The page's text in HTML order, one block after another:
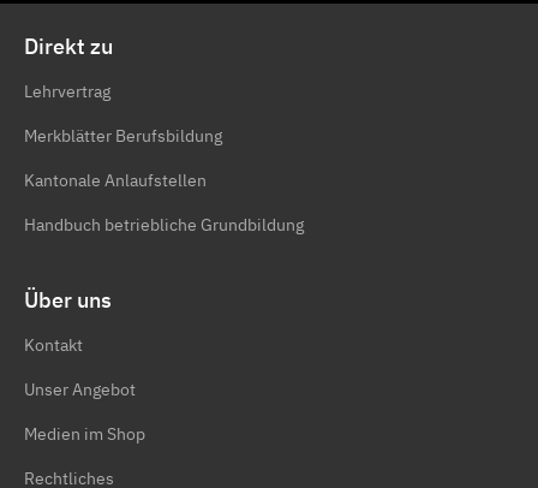
Direkt zu
Lehrvertrag
Merkblätter Berufsbildung
Kantonale Anlaufstellen
Handbuch betriebliche Grundbildung
Über uns
Kontakt
Unser Angebot
Medien im Shop
Rechtliches